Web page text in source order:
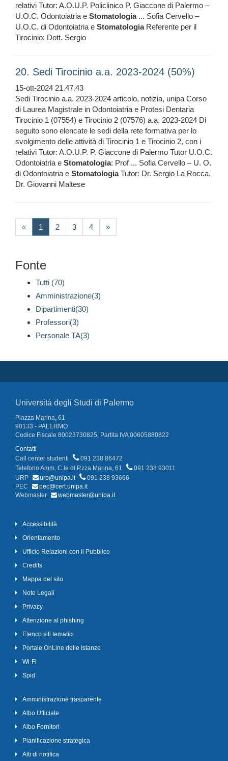
relativi Tutor: A.O.U.P. Policlinico P. Giaccone di Palermo –
U.O.C. Odontoiatria e Stomatologia... Sofia Cervello –
U.O.C. di Odontoiatria e StomatologiaReferente per il
Tirocinio: Dott. Sergio
20. Sedi Tirocinio a.a. 2023-2024 (50%)
15-ott-2024 21.47.43
Sedi Tirocinio a.a. 2023-2024 articolo, notizia, unipa Corso
di Laurea Magistrale in Odontoiatria e Protesi Dentaria
Tirocinio 1 (07554) e Tirocinio 2 (07576) a.a. 2023-2024 Di
seguito sono elencate le sedi della rete formativa per lo
svolgimento delle attività di Tirocinio 1 e Tirocinio 2, con i
relativi Tutor: A.O.U.P. P. Giaccone di Palermo Tutor U.O.C.
Odontoiatria e Stomatologia: Prof ... Sofia Cervello – U. O.
di Odontoiatria e StomatologiaTutor: Dr. Sergio La Rocca,
Dr. Giovanni Maltese
« 1 (current)
2 3 4 »
Fonte
Tutti (70)
Amministrazione(3)
Dipartimenti(30)
Professori(3)
Personale TA(3)
Università degli Studi di Palermo
Piazza Marina, 61
90133 - PALERMO
Codice Fiscale 80023730825, Partita IVA 00605880822
Contatti
Call center studenti
091 238 86472
Telefono Amm. C.le di P.zza Marina, 61
091 238 93011
URP
urp@unipa.it
091 238 93666
PEC
pec@cert.unipa.it
Webmaster
webmaster@unipa.it
Accessibilità
Orientamento
Ufficio Relazioni con il Pubblico
Credits
Mappa del sito
Note Legali
Privacy
Attenzione al phishing
Elenco siti tematici
Portale OnLine delle Istanze
Wi-Fi
Spid
Amministrazione trasparente
Albo Ufficiale
Albo Fornitori
Pianificazione strategica
Atti di notifica